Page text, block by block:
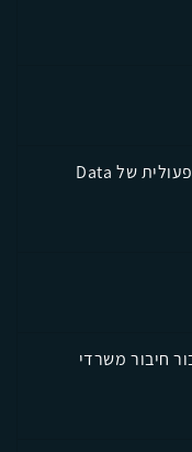
נדרש להבטיח את הרציפות התפעולית של Data
חיבור משרדי